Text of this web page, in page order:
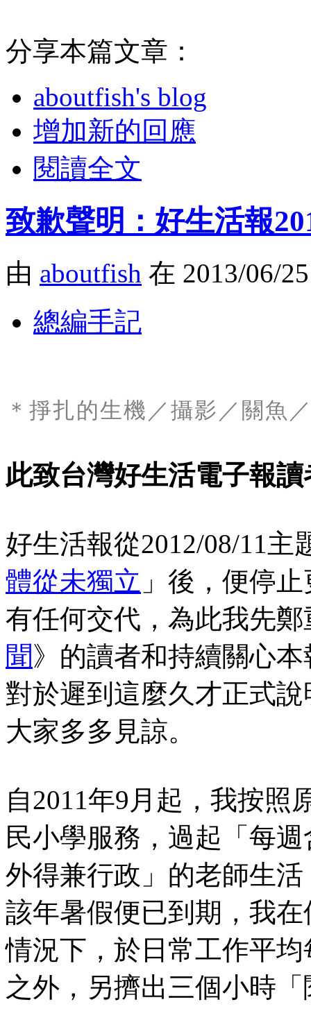
分享本篇文章：
aboutfish's blog
增加新的回應
閱讀全文
致歉聲明：好生活報
由 aboutfish 在 2013/06/
總編手記
＊掙扎的生機 ／攝影／關魚
此致台灣好生活電子報讀
好生活報從2012/08/11主
體從未獨立 」後，便停
有任何交代，為此我先
聞》的讀者和持續關心
對於遲到這麼久才正式
大家多多見諒。
自2011年9月起，我按照
民小學服務，過起「每
外得兼行政」的老師生
該年暑假便已到期，我
情況下，於日常工作平
之外，另擠出三個小時